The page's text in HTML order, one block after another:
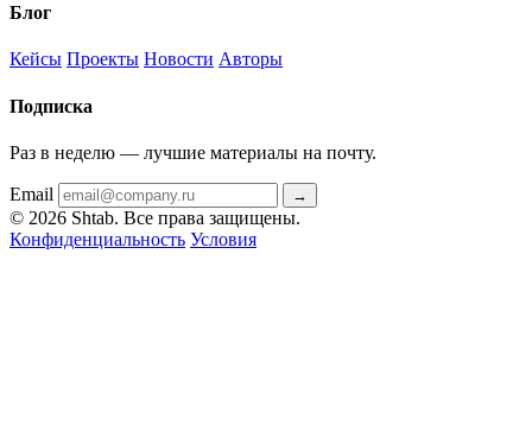
Блог
Кейсы Проекты Новости Авторы
Подписка
Раз в неделю — лучшие материалы на почту.
Email →
© 2026 Shtab. Все права защищены.
Конфиденциальность Условия